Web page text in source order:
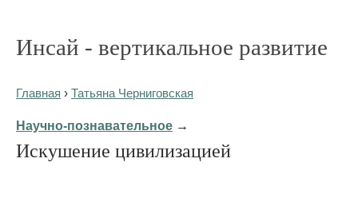
Инсай - вертикальное развитие
Главная › Татьяна Черниговская
Научно-познавательное →
Искушение цивилизацией